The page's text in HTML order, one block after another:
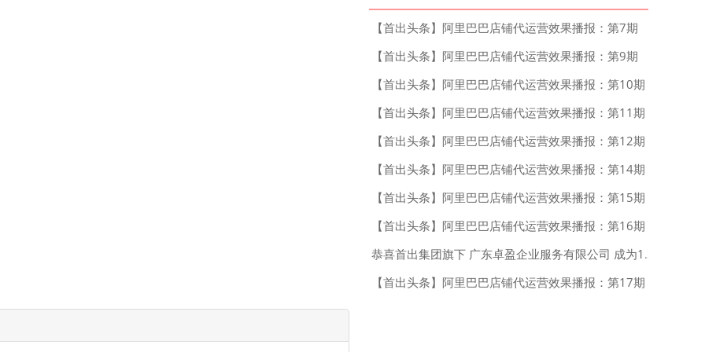
【首出头条】阿里巴巴店铺代运营效果播报：第7期
【首出头条】阿里巴巴店铺代运营效果播报：第9期
【首出头条】阿里巴巴店铺代运营效果播报：第10期
【首出头条】阿里巴巴店铺代运营效果播报：第11期
【首出头条】阿里巴巴店铺代运营效果播报：第12期
【首出头条】阿里巴巴店铺代运营效果播报：第14期
【首出头条】阿里巴巴店铺代运营效果播报：第15期
【首出头条】阿里巴巴店铺代运营效果播报：第16期
恭喜首出集团旗下 广东卓盈企业服务有限公司 成为1688运营服务市场 四星服务商！
【首出头条】阿里巴巴店铺代运营效果播报：第17期